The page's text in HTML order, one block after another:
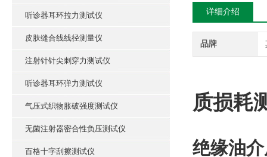
听诊器耳环拉力测试仪
皮肤缝合线线径测量仪
注射针针尖刺穿力测试仪
听诊器耳环弹力测试仪
气压式织物胀破强度测试仪
无菌注射器密合性负压测试仪
百格十字刮擦测试仪
详细介绍
品牌
质损耗
绝缘油